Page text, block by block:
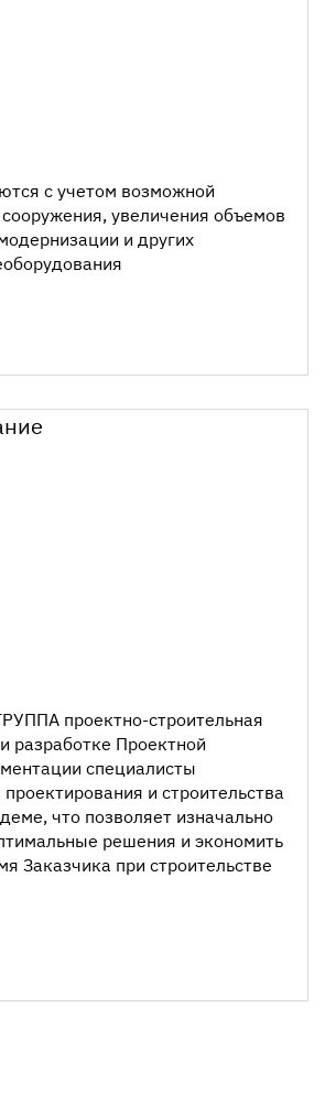
с учетом возможной
увеличения объемов
и других
проектно-строительная
разработке Проектной
специалисты
и строительства
что позволяет изначально
решения и экономить
Заказчика при строительстве